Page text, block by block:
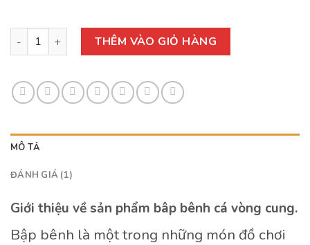
Bập bênh cá vòng cung số lượng
THÊM VÀO GIỎ HÀNG
MÔ TẢ
ĐÁNH GIÁ (1)
Giới thiệu về sản phẩm bâp bênh cá vòng cung.
Bập bênh là một trong những món đồ chơi